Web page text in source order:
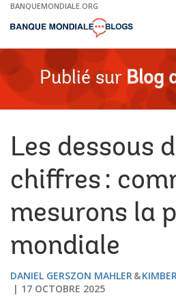
Skip
Main
BANQUEMONDIALE.ORG
Publié sur Blog
Les dessous
chiffres :
mesurons la
mondiale
DANIEL GERSZON MAHLER
17 OCTOBRE 2025